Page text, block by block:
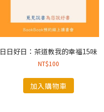
日日好日：茶道教我的幸福15味
NT$100
加入購物車